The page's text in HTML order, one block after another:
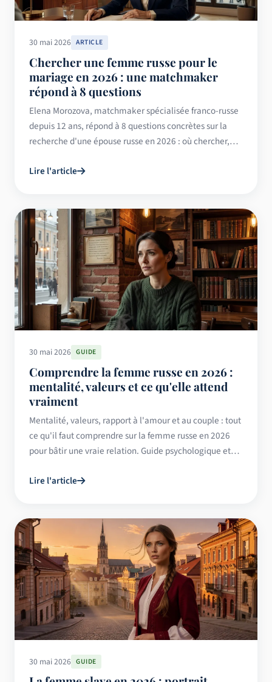
30 mai 2026 ARTICLE
Chercher une femme russe pour le
mariage en 2026 : une matchmaker
répond à 8 questions
Elena Morozova, matchmaker spécialisée franco-russe
depuis 12 ans, répond à 8 questions concrètes sur la
recherche d'une épouse russe en 2026 : où chercher,
Lire l'article
30 mai 2026 GUIDE
Comprendre la femme russe en 2026 :
mentalité, valeurs et ce qu'elle attend
vraiment
Mentalité, valeurs, rapport à l'amour et au couple : tout
ce qu'il faut comprendre sur la femme russe en 2026
pour bâtir une vraie relation. Guide psychologique et
Lire l'article
30 mai 2026 GUIDE